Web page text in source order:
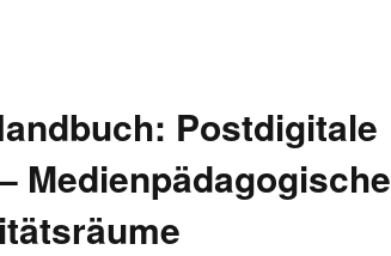
Postdigitale
Medienpädagogische